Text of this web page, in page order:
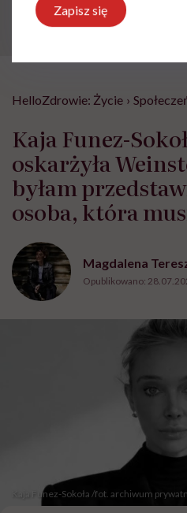
HelloZdrowie: Życie ›
Kaja Funez-
oskarżyła
byłam
osoba, która
Magdalena
Opublikowano:
Kaja Funez-Sokoła /fot. archiwum
Zapisz się